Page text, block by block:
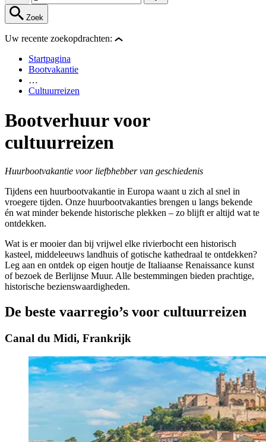
Zoek
Uw recente zoekopdrachten:
Startpagina
Bootvakantie
…
Cultuurreizen
Bootverhuur voor
cultuurreizen
Huurbootvakantie voor liefbhebber van geschiedenis
Tijdens een huurbootvakantie in Europa waant u zich al snel in
vroegere tijden. Onze huurbootvakanties brengen u langs bekende
én wat minder bekende historische plekken – zo blijft er altijd wat te
ontdekken.
Wat is er mooier dan bij vrijwel elke rivierbocht een historisch
kasteel, middeleeuws landhuis of gotische kathedraal te ontdekken?
Leg aan en ontdek op eigen houtje de Italiaanse Renaissance kunst
of bezoek de Berlijnse Muur. Alle bestemmingen bieden prachtige,
historische bezienswaardigheden.
De beste vaarregio’s voor cultuurreizen
Canal du Midi, Frankrijk